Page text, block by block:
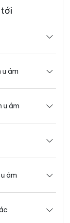
u ám
u ám
ám